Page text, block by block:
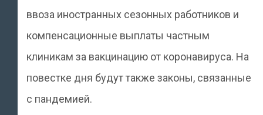
ввоза иностранных сезонных работников и
компенсационные выплаты частным
клиникам за вакцинацию от коронавируса. На
повестке дня будут также законы, связанные
с пандемией.